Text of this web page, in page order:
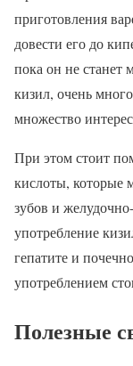
приготовления
довести его до
пока он не станет
кизил, очень
множество
При этом стоит
кислоты, которые
зубов и
употребление
гепатите и
употреблением
Полезные